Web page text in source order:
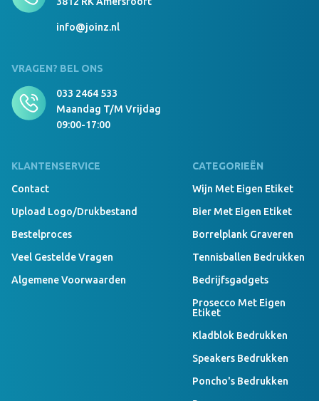
info@joinz.nl
VRAGEN? BEL ONS
033 2464 533
Maandag T/m Vrijdag
09:00-17:00
KLANTENSERVICE
Contact
Upload Logo/drukbestand
Bestelproces
Veel Gestelde Vragen
Algemene Voorwaarden
CATEGORIEËN
Wijn Met Eigen Etiket
Bier Met Eigen Etiket
Borrelplank Graveren
Tennisballen Bedrukken
Bedrijfsgadgets
Prosecco Met Eigen
Etiket
Kladblok Bedrukken
Speakers Bedrukken
Poncho's Bedrukken